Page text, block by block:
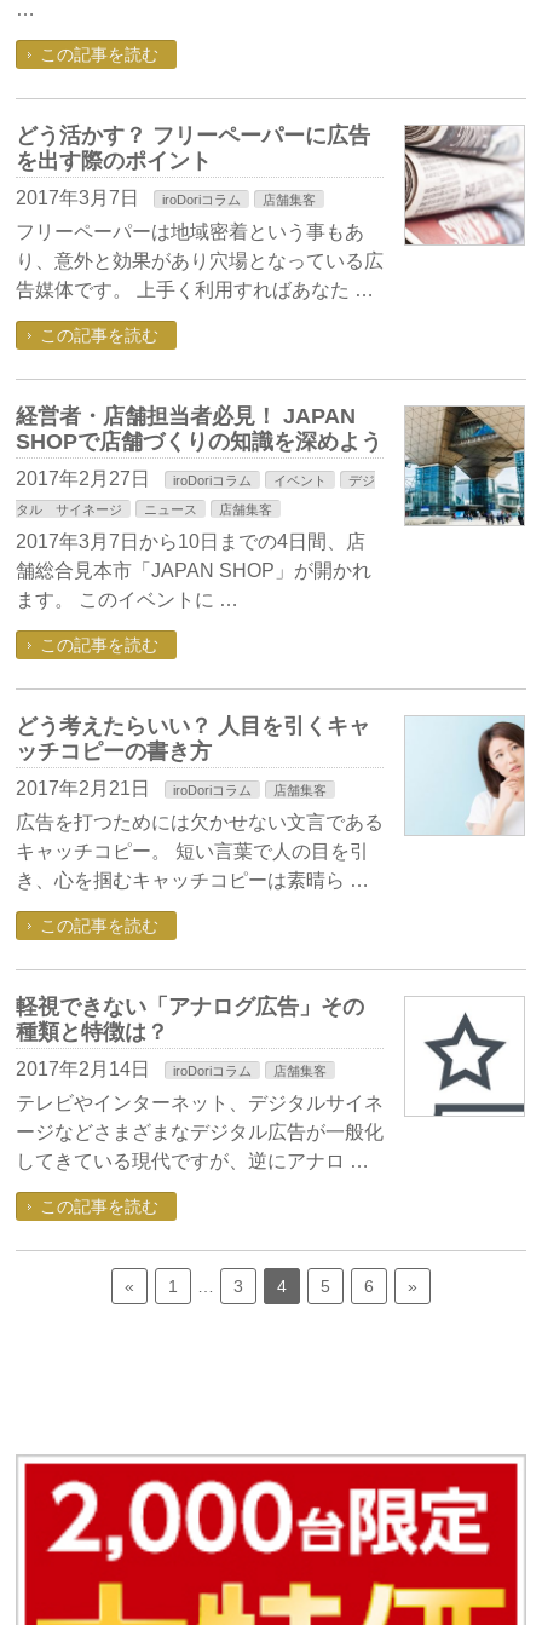
…
この記事を読む
どう活かす？ フリーペーパーに広告
を出す際のポイント
2017年3月7日 iroDoriコラム 店舗集客
フリーペーパーは地域密着という事もあ
り、意外と効果があり穴場となっている広
告媒体です。 上手く利用すればあなた …
この記事を読む
経営者・店舗担当者必見！ JAPAN
SHOPで店舗づくりの知識を深めよう
2017年2月27日 iroDoriコラム イベント
デジ
タル サイネージ
ニュース 店舗集客
2017年3月7日から10日までの4日間、店
舗総合見本市「JAPAN SHOP」が開かれ
ます。 このイベントに …
この記事を読む
どう考えたらいい？ 人目を引くキャ
ッチコピーの書き方
2017年2月21日 iroDoriコラム 店舗集客
広告を打つためには欠かせない文言である
キャッチコピー。 短い言葉で人の目を引
き、心を掴むキャッチコピーは素晴ら …
この記事を読む
軽視できない「アナログ広告」その
種類と特徴は？
2017年2月14日 iroDoriコラム 店舗集客
テレビやインターネット、デジタルサイネ
ージなどさまざまなデジタル広告が一般化
してきている現代ですが、逆にアナロ …
この記事を読む
« 1 3 4 5 6 »